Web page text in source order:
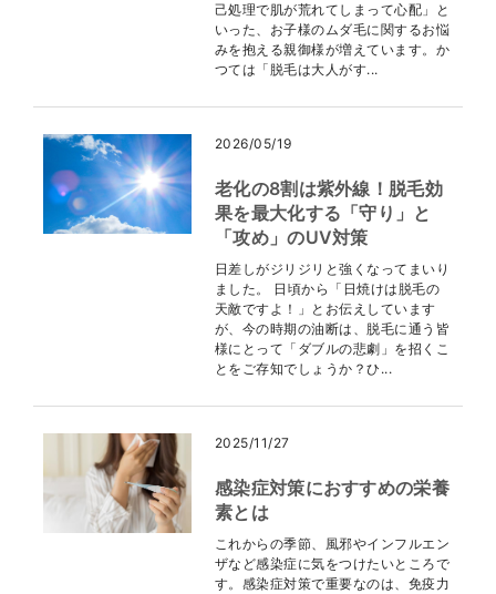
己処理で肌が荒れてしまって心配」と
いった、お子様のムダ毛に関するお悩
みを抱える親御様が増えています。か
つては「脱毛は大人がす...
2026/05/19
老化の8割は紫外線！脱毛効
果を最大化する「守り」と
「攻め」のUV対策
日差しがジリジリと強くなってまいり
ました。 日頃から「日焼けは脱毛の
天敵ですよ！」とお伝えしています
が、今の時期の油断は、脱毛に通う皆
様にとって「ダブルの悲劇」を招くこ
とをご存知でしょうか？ひ...
2025/11/27
感染症対策におすすめの栄養
素とは
これからの季節、風邪やインフルエン
ザなど感染症に気をつけたいところで
す。感染症対策で重要なのは、免疫力